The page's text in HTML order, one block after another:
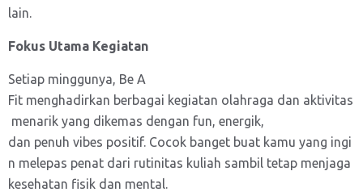
lain.
Fokus Utama Kegiatan
Setiap minggunya, Be A
Fit menghadirkan berbagai kegiatan olahraga dan aktivitas
menarik yang dikemas dengan fun, energik,
dan penuh vibes positif. Cocok banget buat kamu yang ingi
n melepas penat dari rutinitas kuliah sambil tetap menjaga
kesehatan fisik dan mental.